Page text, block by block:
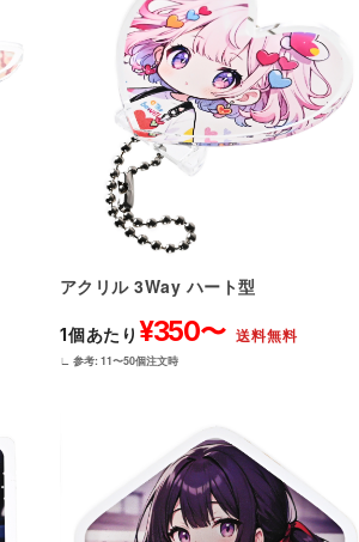
アクリル 3Way ハート型
1個あたり ¥350〜 送料無料
∟ 参考: 11〜50個注文時